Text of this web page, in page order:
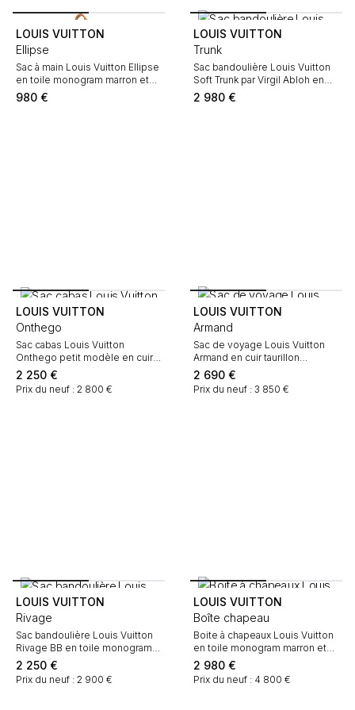
LOUIS VUITTON
Ellipse
Sac à main Louis Vuitton Ellipse
en toile monogram marron et
cuir naturel
980 €
LOUIS VUITTON
Trunk
Sac bandoulière Louis Vuitton
Soft Trunk par Virgil Abloh en
toile monogram marron et cuir
naturel
2 980 €
LOUIS VUITTON
Onthego
Sac cabas Louis Vuitton
Onthego petit modèle en cuir
monogram empreinte deux tons
noir et beige
2 250 €
Prix du neuf : 2 800 €
LOUIS VUITTON
Armand
Sac de voyage Louis Vuitton
Armand en cuir taurillon
clémence marron
2 690 €
Prix du neuf : 3 850 €
LOUIS VUITTON
Rivage
Sac bandoulière Louis Vuitton
Rivage BB en toile monogram
marron et cuir naturel
2 250 €
Prix du neuf : 2 900 €
LOUIS VUITTON
Boîte chapeau
Boite à chapeaux Louis Vuitton
en toile monogram marron et
cuir naturel
2 980 €
Prix du neuf : 4 800 €